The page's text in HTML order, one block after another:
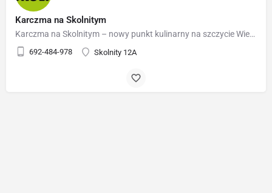
Karczma na Skolnitym
Karczma na Skolnitym – nowy punkt kulinarny na szczycie Wierchu Skolnity, tuż przy górnej stacji kolei…
692-484-978 Skolnity 12A